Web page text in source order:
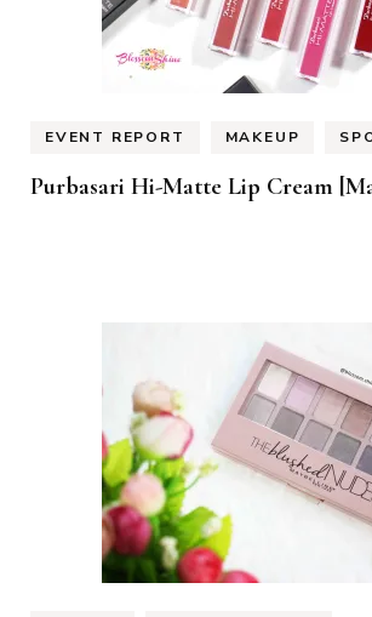
EVENT REPORT MAKEUP
Purbasari Hi-Matte Lip Cream